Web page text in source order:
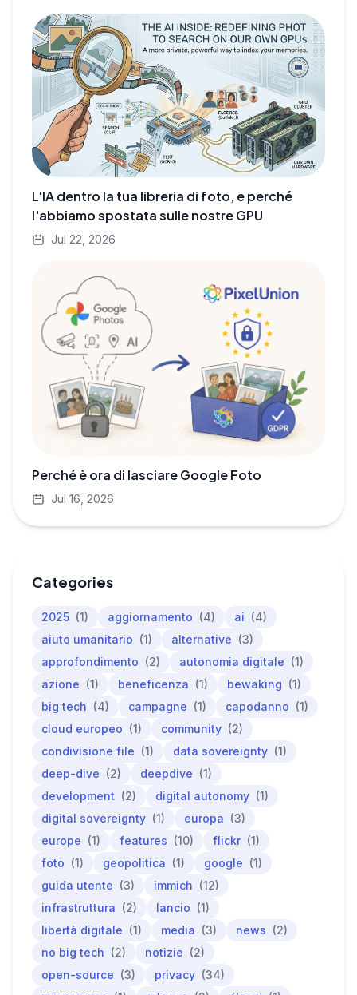
L'IA dentro la tua libreria di foto, e perché
l'abbiamo spostata sulle nostre GPU
Jul 22, 2026
Perché è ora di lasciare Google Foto
Jul 16, 2026
Categories
2025 (1) aggiornamento (4) ai (4)
aiuto umanitario (1) alternative (3)
approfondimento (2) autonomia digitale (1)
azione (1) beneficenza (1) bewaking (1)
big tech (4) campagne (1) capodanno (1)
cloud europeo (1) community (2)
condivisione file (1) data sovereignty (1)
deep-dive (2) deepdive (1)
development (2) digital autonomy (1)
digital sovereignty (1) europa (3)
europe (1) features (10) flickr (1)
foto (1) geopolitica (1) google (1)
guida utente (3) immich (12)
infrastruttura (2) lancio (1)
libertà digitale (1) media (3) news (2)
no big tech (2) notizie (2)
open-source (3) privacy (34)